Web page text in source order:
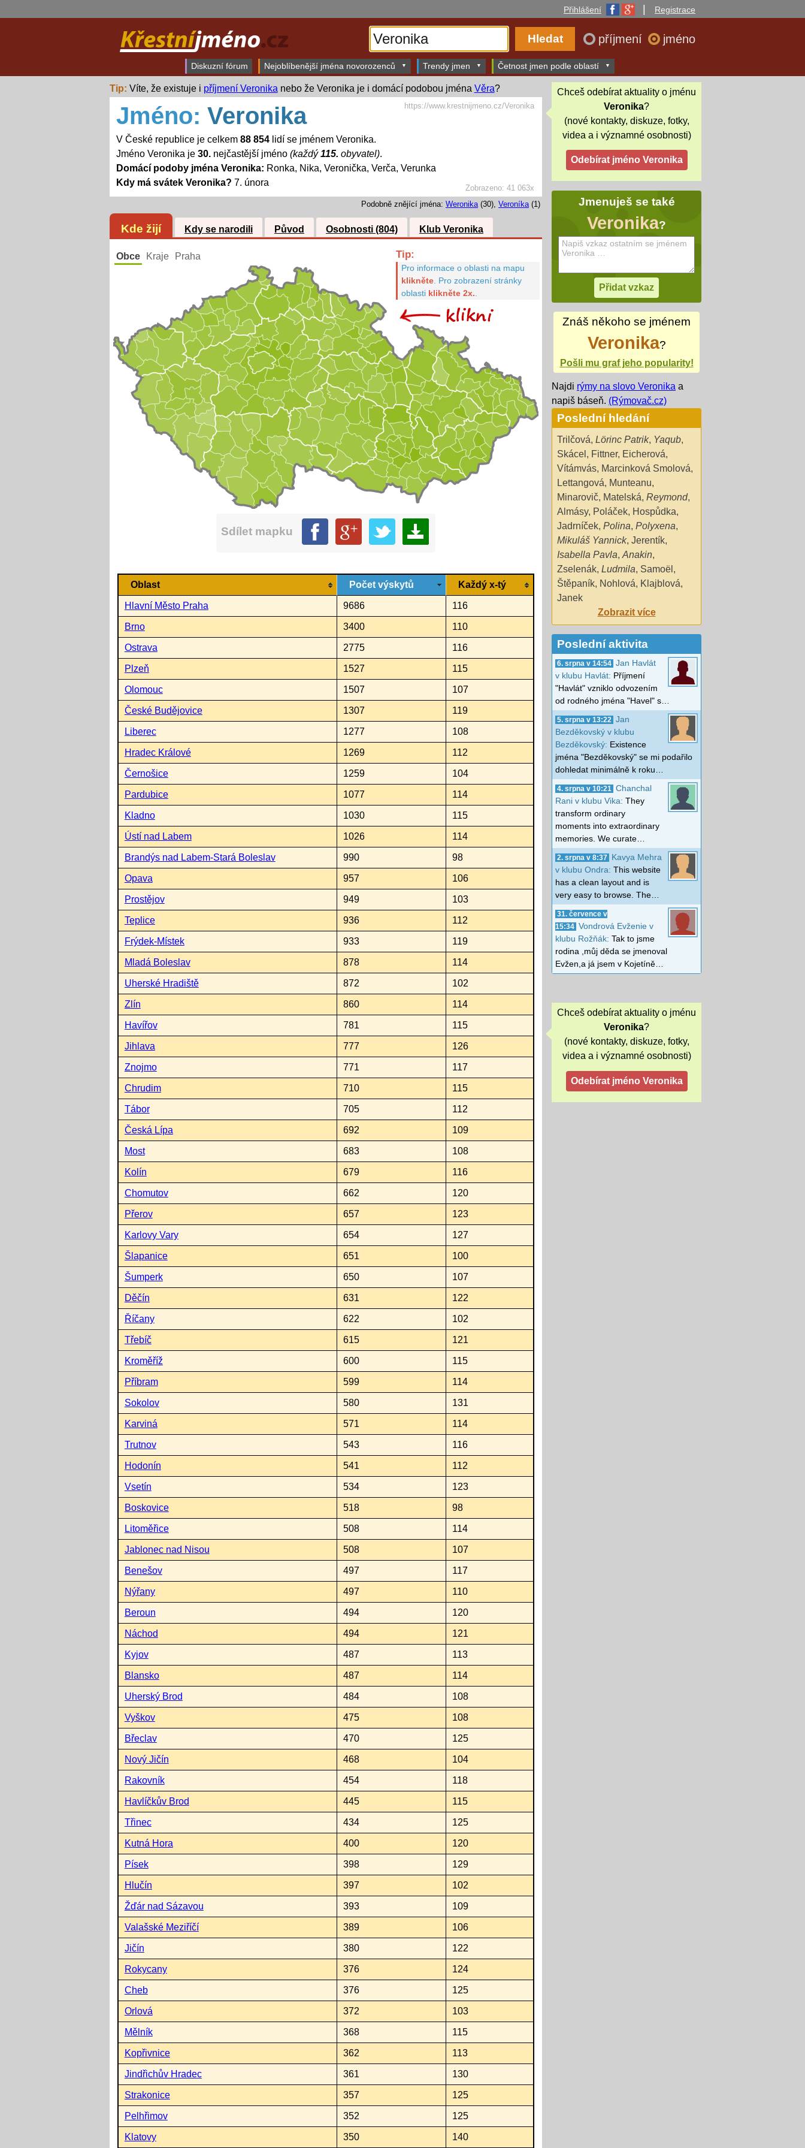
Přihlášení Registrace
příjmení jméno
Diskuzní fórum Nejoblíbenější jména novorozenců Trendy jmen Četnost jmen podle oblastí
Tip: Víte, že existuje i příjmení Veronika nebo že Veronika je i domácí podobou jména Věra?
Zobrazeno: 41 063x
Jméno: Veronika
V České republice je celkem 88 854lidí se jménem Veronika.
Jméno Veronika je 30.nejčastější jméno (každý115. obyvatel).
Domácí podoby jména Veronika: Ronka, Nika, Veronička, Verča, Verunka
Kdy má svátek Veronika? 7. února
https://www.krestnijmeno.cz/Veronika
Podobně znějící jména: Weronika (30), Veroníka (1)
Kde žijí Kdy se narodili Původ Osobnosti (804) Klub Veronika
Obce Kraje Praha Tip:
Pro informace o oblasti na mapu
klikněte. Pro zobrazení stránky
oblasti klikněte 2x..
Sdílet mapku
Oblast Počet výskytů Každý x-tý
Hlavní Město Praha 9686 116
Brno 3400 110
Ostrava 2775 116
Plzeň 1527 115
Olomouc 1507 107
České Budějovice 1307 119
Liberec 1277 108
Hradec Králové 1269 112
Černošice 1259 104
Pardubice 1077 114
Kladno 1030 115
Ústí nad Labem 1026 114
Brandýs nad Labem-Stará Boleslav 990 98
Opava 957 106
Prostějov 949 103
Teplice 936 112
Frýdek-Místek 933 119
Mladá Boleslav 878 114
Uherské Hradiště 872 102
Zlín 860 114
Havířov 781 115
Jihlava 777 126
Znojmo 771 117
Chrudim 710 115
Tábor 705 112
Česká Lípa 692 109
Most 683 108
Kolín 679 116
Chomutov 662 120
Přerov 657 123
Karlovy Vary 654 127
Šlapanice 651 100
Šumperk 650 107
Děčín 631 122
Říčany 622 102
Třebíč 615 121
Kroměříž 600 115
Příbram 599 114
Sokolov 580 131
Karviná 571 114
Trutnov 543 116
Hodonín 541 112
Vsetín 534 123
Boskovice 518 98
Litoměřice 508 114
Jablonec nad Nisou 508 107
Benešov 497 117
Nýřany 497 110
Beroun 494 120
Náchod 494 121
Kyjov 487 113
Blansko 487 114
Uherský Brod 484 108
Vyškov 475 108
Břeclav 470 125
Nový Jičín 468 104
Rakovník 454 118
Havlíčkův Brod 445 115
Třinec 434 125
Kutná Hora 400 120
Písek 398 129
Hlučín 397 102
Žďár nad Sázavou 393 109
Valašské Meziříčí 389 106
Jičín 380 122
Rokycany 376 124
Cheb 376 125
Orlová 372 103
Mělník 368 115
Kopřivnice 362 113
Jindřichův Hradec 361 130
Strakonice 357 125
Pelhřimov 352 125
Klatovy 350 140
Chceš odebírat aktuality o jménu
Veronika?
(nové kontakty, diskuze, fotky,
videa a i významné osobnosti)
Jmenuješ se také
Veronika?
Znáš někoho se jménem
Veronika?
Pošli mu graf jeho popularity!
Najdi rýmy na slovo Veronika a
napiš báseň. (Rýmovač.cz)
Poslední hledání
Trilčová, Lörinc Patrik, Yaqub,
Skácel , Fittner, Eicherová,
Vítámvás, Marcinková Smolová,
Lettangová, Munteanu,
Minarovič, Matelská, Reymond,
Almásy, Poláček, Hospůdka,
Jadrníček, Polina, Polyxena,
Mikuláš Yannick, Jerentík,
Isabella Pavla, Anakin,
Zselenák, Ludmila, Samoël ,
Štěpaník, Nohlová, Klajblová,
Janek
Zobrazit více
Poslední aktivita
6. srpna v 14:54 Jan Havlát
v klubu Havlát: Příjmení
"Havlát" vzniklo odvozením
od rodného jména "Havel" s…
5. srpna v 13:22
Jan
Bezděkovský v klubu
Bezděkovský: Existence
jména "Bezděkovský" se mi podařilo
dohledat minimálně k roku…
4. srpna v 10:21
Chanchal
Rani v klubu Vika: They
transform ordinary
moments into extraordinary
memories. We curate…
2. srpna v 8:37
Kavya Mehra
v klubu Ondra: This website
has a clean layout and is
very easy to browse. The…
31. července v
15:34 Vondrová Evženie v
klubu Rožňák: Tak to jsme
rodina ,můj děda se jmenoval
Evžen,a já jsem v Kojetíně…
Chceš odebírat aktuality o jménu
Veronika?
(nové kontakty, diskuze, fotky,
videa a i významné osobnosti)